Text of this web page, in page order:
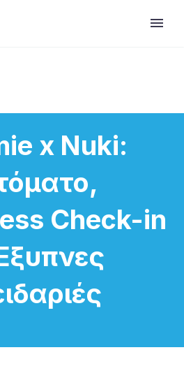
x Nuki:
Check-in